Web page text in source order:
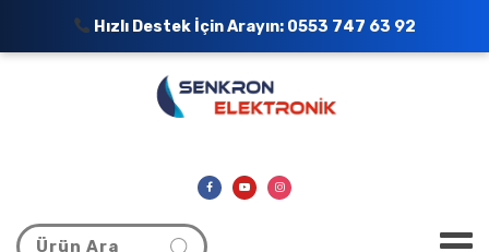
Hızlı Destek İçin Arayın: 0553 747 63 92